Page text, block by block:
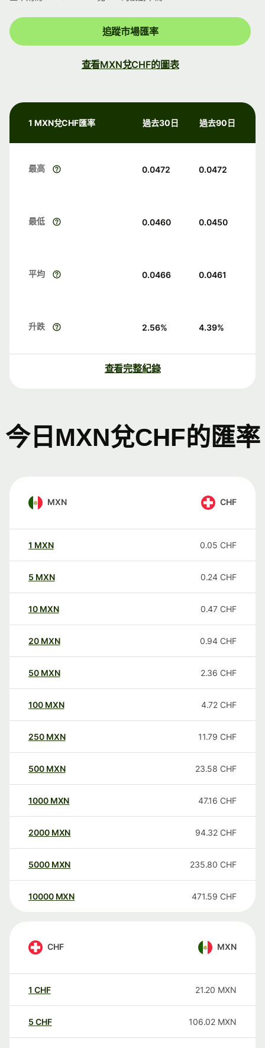
追蹤市場匯率
查看MXN兌CHF的圖表
1 MXN兌CHF匯率 過去30日 過去90日
最高 0.0472 0.0472
最低 0.0460 0.0450
平均 0.0466 0.0461
升跌 2.56% 4.39%
查看完整紀錄
今日MXN兌CHF的匯率
MXN CHF
1 MXN 0.05 CHF
5 MXN 0.24 CHF
10 MXN 0.47 CHF
20 MXN 0.94 CHF
50 MXN 2.36 CHF
100 MXN 4.72 CHF
250 MXN 11.79 CHF
500 MXN 23.58 CHF
1000 MXN 47.16 CHF
2000 MXN 94.32 CHF
5000 MXN 235.80 CHF
10000 MXN 471.59 CHF
CHF MXN
1 CHF 21.20 MXN
5 CHF 106.02 MXN